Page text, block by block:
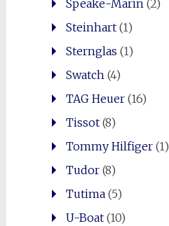
Speake-Marin (2)
Steinhart(1)
Sternglas (1)
Swatch (4)
TAG Heuer(16)
Tissot(8)
Tommy Hilfiger(1)
Tudor(8)
Tutima(5)
U-Boat(10)